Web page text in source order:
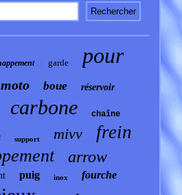
garde pour
moto boue réservoir
carbone chaîne
support mivv frein
arrow
puig inox fourche